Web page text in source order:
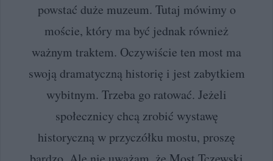
powstać duże muzeum. Tutaj mówimy o
moście, który ma być jednak również
ważnym traktem. Oczywiście ten most ma
swoją dramatyczną historię i jest zabytkiem
wybitnym. Trzeba go ratować. Jeżeli
społecznicy chcą zrobić wystawę
historyczną w przyczółku mostu, proszę